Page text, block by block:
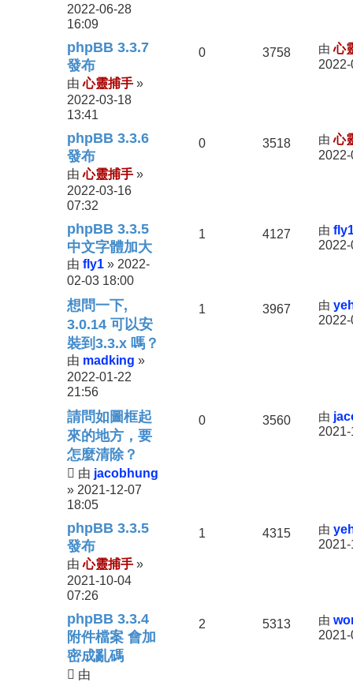
2022-06-28
16:09
phpBB 3.3.7
發布
由心靈捕手 »
2022-03-18
13:41
0 3758 由心
phpBB 3.3.6
發布
由心靈捕手 »
2022-03-16
07:32
0 3518 由心
phpBB 3.3.5
中文字體加大
由 fly1 » 2022-
02-03 18:00
1 4127 由
想問一下,
3.0.14 可以安
裝到3.3.x 嗎？
由 madking »
2022-01-22
21:56
1 3967 由
請問如圖框起
來的地方，要
怎麼清除？
由 jacobhung
» 2021-12-07
18:05
0 3560 由
phpBB 3.3.5
發布
由心靈捕手 »
2021-10-04
07:26
1 4315 由
phpBB 3.3.4
附件檔案 會加
密成亂碼
由
2 5313 由